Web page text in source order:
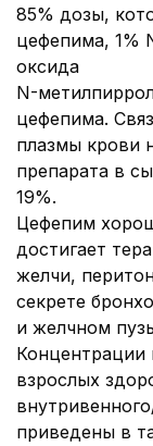
85% дозы,
цефепима, 1%
оксида
N-
цефепима.
плазмы крови
препарата в
19%.
Цефепим
достигает
желчи,
секрете
и желчном
Концентрации
взрослых
приведены в